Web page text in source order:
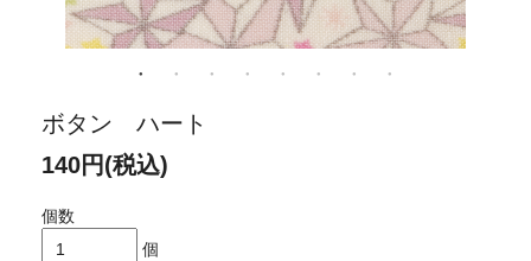
ボタン ハート
140円(税込)
個数
個